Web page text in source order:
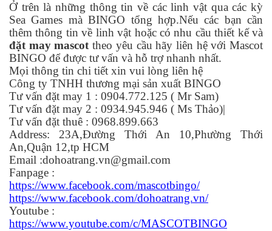
Ở trên là những thông tin về các linh vật qua các kỳ
Sea Games mà BINGO tổng hợp.Nếu các bạn cần
thêm thông tin về linh vật hoặc có nhu cầu thiết kế và
đặt may mascottheo yêu cầu hãy liên hệ với Mascot
BINGO để được tư vấn và hỗ trợ nhanh nhất.
Mọi thông tin chi tiết xin vui lòng liên hệ
Công ty TNHH thương mại sản xuất BINGO
Tư vấn đặt may 1 : 0904.772.125 ( Mr Sam)
Tư vấn đặt may 2 : 0934.945.946 ( Ms Thảo)|
Tư vấn đặt thuê : 0968.899.663
Address: 23A,Đường Thới An 10,Phường Thới
An,Quận 12,tp HCM
Email :dohoatrang.vn@gmail.com
Fanpage :
https://www.facebook.com/mascotbingo/
https://www.facebook.com/dohoatrang.vn/
Youtube :
https://www.youtube.com/c/MASCOTBINGO